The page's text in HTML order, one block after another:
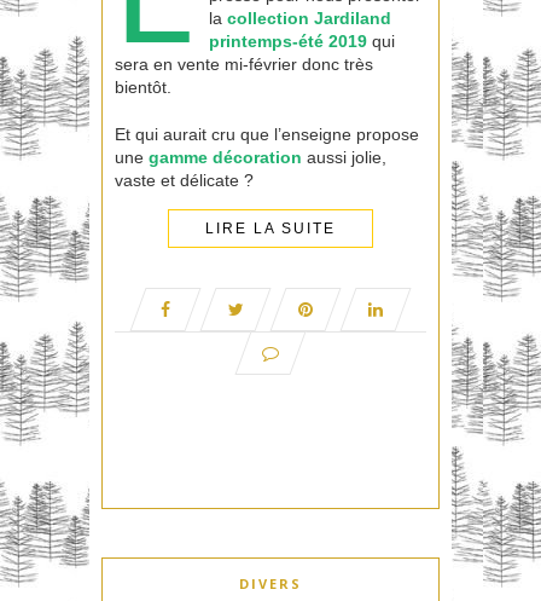
la collection Jardiland
printemps-été 2019qui
sera en vente mi-février donc très
bientôt.
Et qui aurait cru que l’enseigne propose
une gamme décoration aussi jolie,
vaste et délicate ?
LIRE LA SUITE
DIVERS